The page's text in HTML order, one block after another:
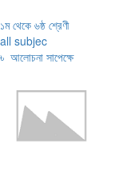
১ম থেকে ৬ষ্ঠ শ্রেণী
all subjec
৳ আলোচনা সাপেক্ষে